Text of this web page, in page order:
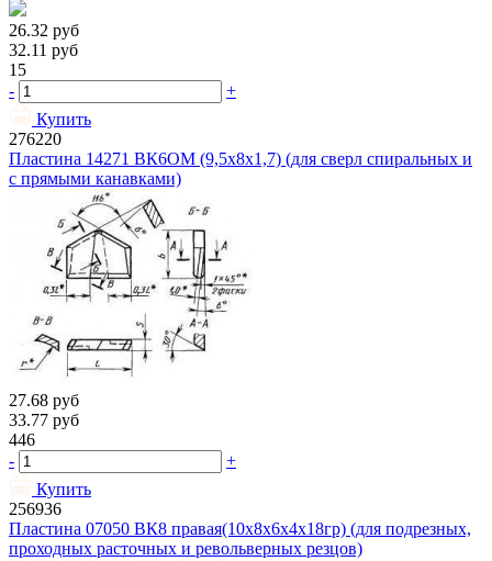
26.32 руб
32.11 руб
15
-
+
Купить
276220
Пластина 14271 ВК6ОМ (9,5х8х1,7) (для сверл спиральных и
с прямыми канавками)
27.68 руб
33.77 руб
446
-
+
Купить
256936
Пластина 07050 ВК8 правая(10х8х6х4х18гр) (для подрезных,
проходных расточных и револьверных резцов)